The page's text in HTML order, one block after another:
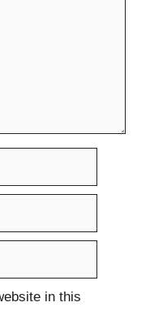
in this